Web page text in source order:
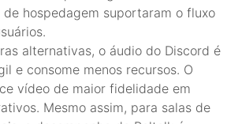
hospedagem suportaram o fluxo
alternativas, o áudio do Discord é
e consome menos recursos. O
vídeo de maior fidelidade em
Mesmo assim, para salas de